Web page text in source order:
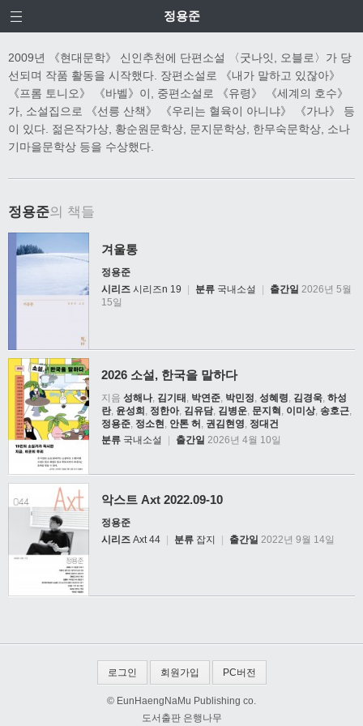
정용준
2009년 《현대문학》 신인추천에 단편소설 〈굿나잇, 오블로〉가 당
선되며 작품 활동을 시작했다. 장편소설로 《내가 말하고 있잖아》
《프롬 토니오》 《바벨》이, 중편소설로 《유령》 《세계의 호수》
가, 소설집으로 《선릉 산책》 《우리는 혈육이 아니냐》 《가나》 등
이 있다. 젊은작가상, 황순원문학상, 문지문학상, 한무숙문학상, 소나
기마을문학상 등을 수상했다.
정용준의 책들
겨울통
정용준
시리즈 시리즈n 19 분류 국내소설 출간일 2026년 5월
15일
2026 소설, 한국을 말하다
지음 성해나, 김기태 박연준 박민정 성혜령 김경욱 하성
란, 윤성희 정한아, 김유담, 김병운 문지혁 이미상, 송호근
정용준 정소현 안톤 허 권김현영 정대건
분류 국내소설 출간일 2026년 4월 10일
악스트 Axt 2022.09-10
정용준
시리즈 Axt 44 | 분류 잡지 | 출간일 2022년 9월 14일
로그인 회원가입 PC버전
© EunHaengNaMu Publishing co.
도서출판 은행나무